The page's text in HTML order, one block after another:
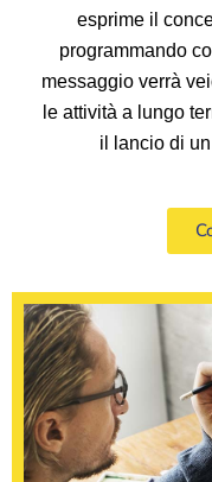
esprime il
programmando
messaggio verrà
le attività a lungo
il lancio di